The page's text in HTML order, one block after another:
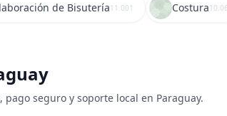
de Bisutería11.001 Costura
seguro y soporte local en Paraguay.